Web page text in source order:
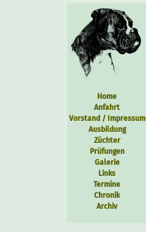
Home
Anfahrt
Vorstand / Impressum
Ausbildung
Züchter
Prüfungen
Galerie
Links
Termine
Chronik
Archiv